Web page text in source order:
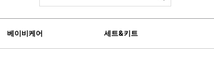
베이비케어 세트&키트